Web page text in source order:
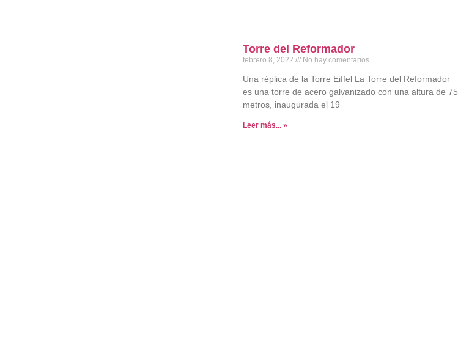
Torre del Reformador
febrero 8, 2022 No hay comentarios
Una réplica de la Torre Eiffel La Torre del Reformador
es una torre de acero galvanizado con una altura de 75
metros, inaugurada el 19
Leer más... »